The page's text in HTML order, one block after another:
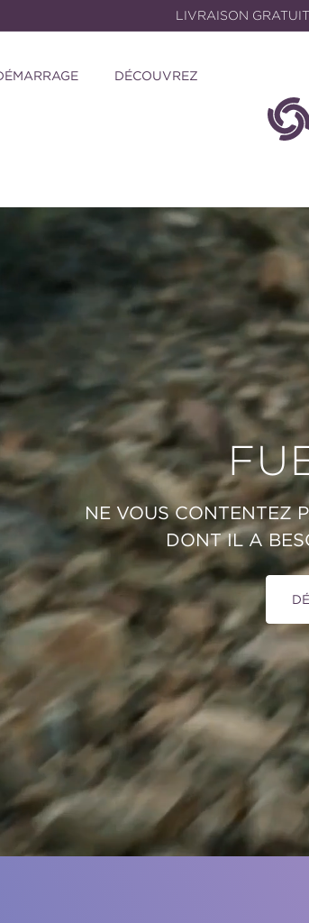
LIVRAISON
DÉCOUVREZ
NE VOUS CONTENTEZ
DONT IL A